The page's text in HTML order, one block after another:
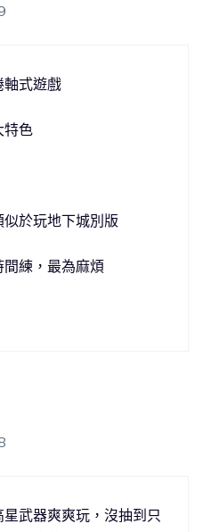
軸式遊戲
特色
於玩地下城別版
練，最為麻煩
武器爽爽玩，沒抽到只